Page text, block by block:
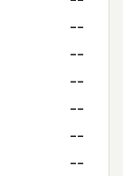
--
--
--
--
--
--